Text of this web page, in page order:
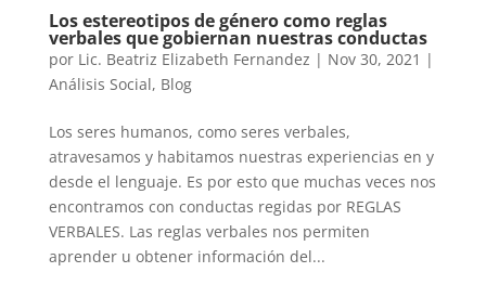
Los estereotipos de género como reglas
verbales que gobiernan nuestras conductas
por Lic. Beatriz Elizabeth Fernandez | Nov 30, 2021 |
Análisis Social, Blog
Los seres humanos, como seres verbales,
atravesamos y habitamos nuestras experiencias en y
desde el lenguaje. Es por esto que muchas veces nos
encontramos con conductas regidas por REGLAS
VERBALES. Las reglas verbales nos permiten
aprender u obtener información del...